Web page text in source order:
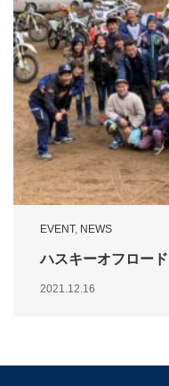
EVENT, NEWS
ハスキーオフロー
2021.12.16